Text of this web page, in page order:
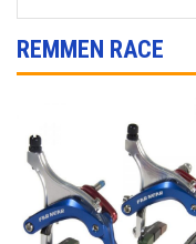
REMMEN RACE